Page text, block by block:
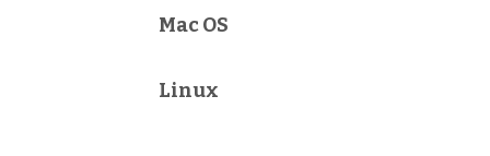
Mac OS
Linux